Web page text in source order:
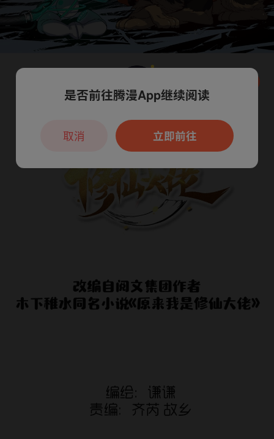
本章节仅支持App阅读，可打开App新用
户7天免费看
是否前往腾漫App继续阅读
立即前往
取消